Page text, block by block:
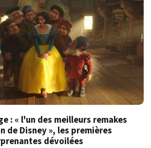
: « l'un des meilleurs remakes
de Disney », les premières
dévoilées